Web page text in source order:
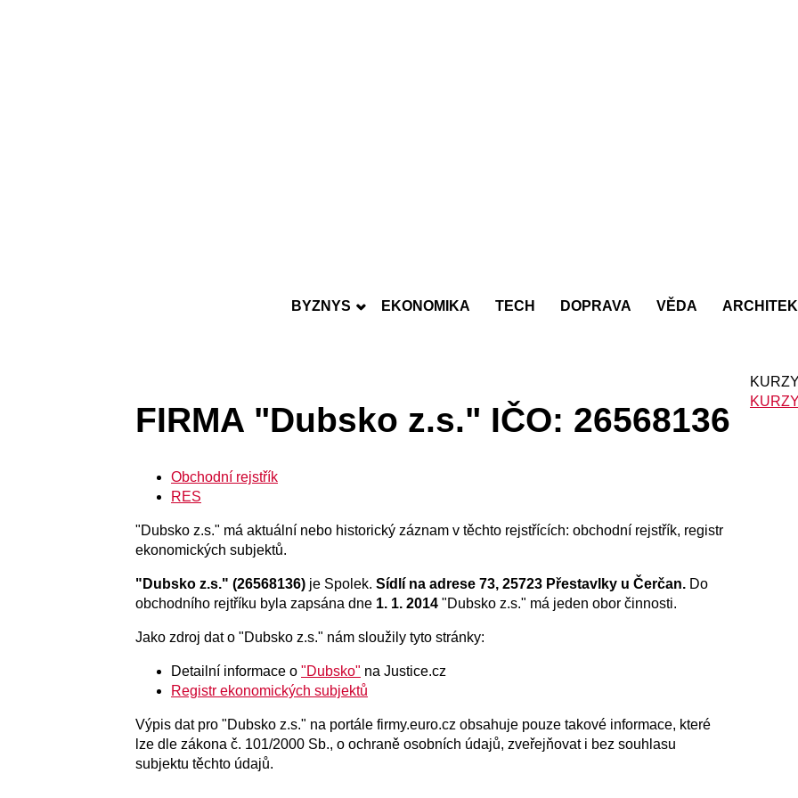
BYZNYS EKONOMIKA TECH DOPRAVA VĚDA
FIRMA "Dubsko z.s." IČO: 26568136
Obchodní rejstřík
RES
"Dubsko z.s." má aktuální nebo historický záznam v těchto rejstřících: obchodní rejstřík, registr
ekonomických subjektů.
"Dubsko z.s." (26568136) je Spolek. Sídlí na adrese 73, 25723 Přestavlky u Čerčan. Do
obchodního rejtříku byla zapsána dne 1. 1. 2014 "Dubsko z.s." má jeden obor činnosti.
Jako zdroj dat o "Dubsko z.s." nám sloužily tyto stránky:
Detailní informace o "Dubsko" na Justice.cz
Registr ekonomických subjektů
Výpis dat pro "Dubsko z.s." na portále firmy.euro.cz obsahuje pouze takové informace, které
lze dle zákona č. 101/2000 Sb., o ochraně osobních údajů, zveřejňovat i bez souhlasu
subjektu těchto údajů.